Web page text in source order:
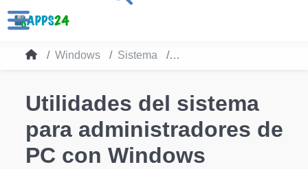
Windows Sistema Utilidades del sistema
Utilidades del sistema
para administradores de
PC con Windows